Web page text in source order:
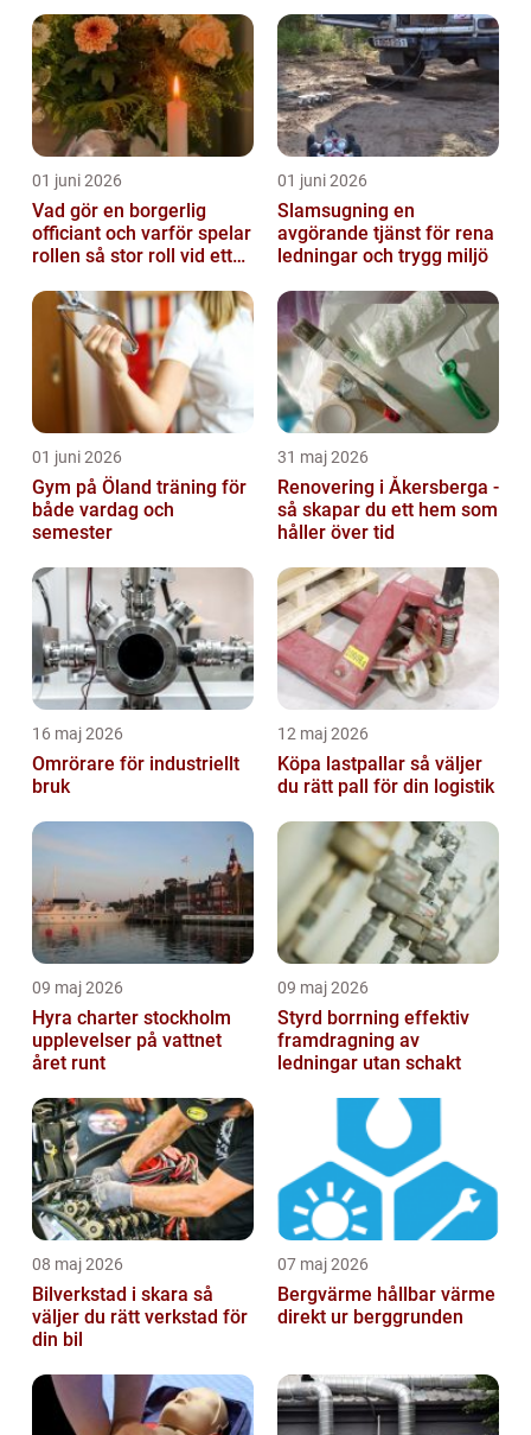
01 juni 2026
Vad gör en borgerlig
officiant och varför spelar
rollen så stor roll vid ett
01 juni 2026
Slamsugning en
avgörande tjänst för rena
ledningar och trygg miljö
01 juni 2026
Gym på Öland träning för
både vardag och
semester
31 maj 2026
Renovering i Åkersberga -
så skapar du ett hem som
håller över tid
16 maj 2026
Omrörare för industriellt
bruk
12 maj 2026
Köpa lastpallar så väljer
du rätt pall för din logistik
09 maj 2026
Hyra charter stockholm
upplevelser på vattnet
året runt
09 maj 2026
Styrd borrning effektiv
framdragning av
ledningar utan schakt
08 maj 2026
Bilverkstad i skara så
väljer du rätt verkstad för
din bil
07 maj 2026
Bergvärme hållbar värme
direkt ur berggrunden